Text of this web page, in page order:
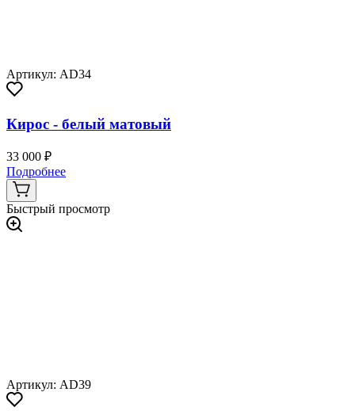
Артикул: AD34
Кирос - белый матовый
33 000 ₽
Подробнее
Быстрый просмотр
Артикул: AD39